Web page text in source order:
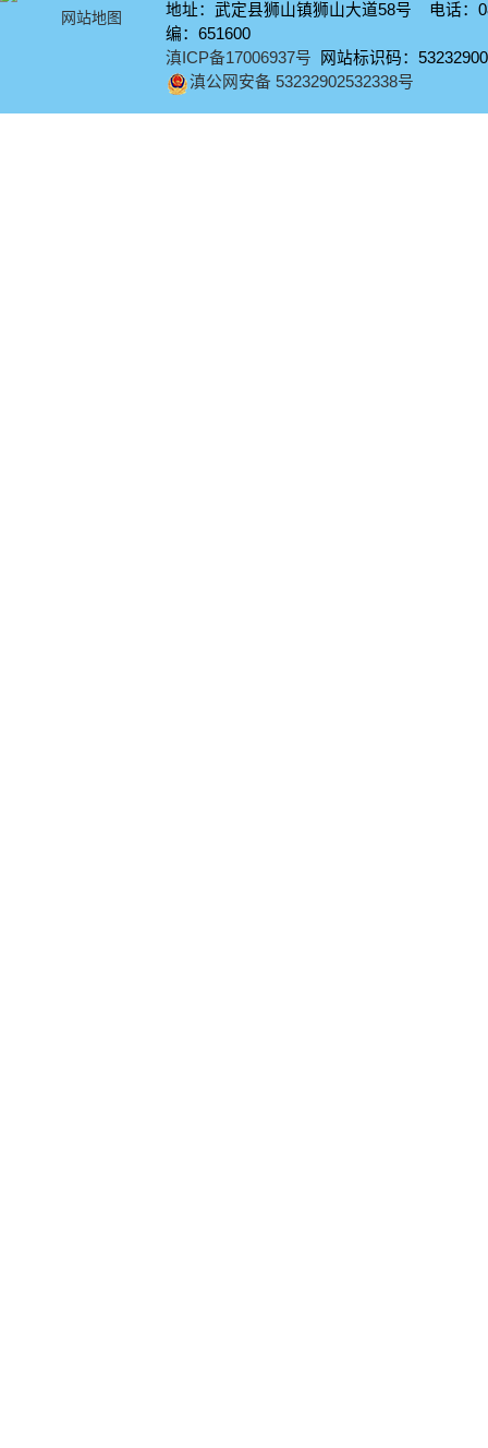
网站地图
地址：武定县狮山镇狮山大道58号 电话
编：651600
滇ICP备17006937号 网站标识码：
滇公网安备 53232902532338号